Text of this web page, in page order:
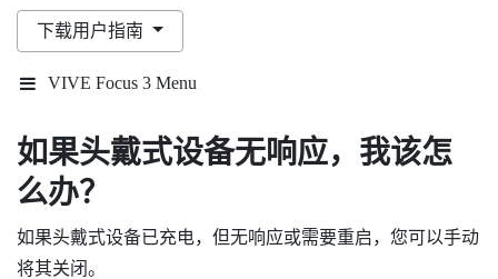
下载用户指南
VIVE Focus 3 Menu
如果头戴式设备无响应，我该怎
么办？
如果头戴式设备已充电，但无响应或需要重启，您可以手动
将其关闭。